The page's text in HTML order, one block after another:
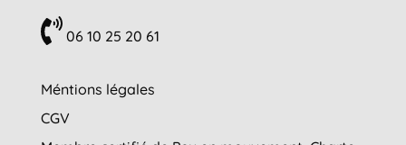
06 10 25 20 61
Méntions légales
CGV